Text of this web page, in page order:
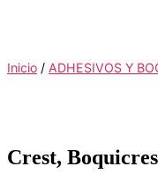
Inicio / ADHESIVOS Y
Crest,